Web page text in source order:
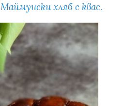
Маймунски хляб с квас.